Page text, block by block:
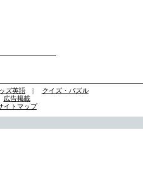
ズ英語|
クイズ・パズル
広告掲載
イトマップ